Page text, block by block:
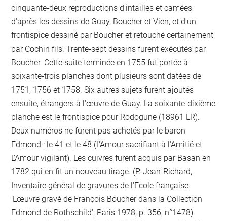
cinquante-deux reproductions d'intailles et camées
d'après les dessins de Guay, Boucher et Vien, et d'un
frontispice dessiné par Boucher et retouché certainement
par Cochin fils. Trente-sept dessins furent exécutés par
Boucher. Cette suite terminée en 1755 fut portée à
soixante-trois planches dont plusieurs sont datées de
1751, 1756 et 1758. Six autres sujets furent ajoutés
ensuite, étrangers à l'œuvre de Guay. La soixante-dixième
planche est le frontispice pour Rodogune (18961 LR).
Deux numéros ne furent pas achetés par le baron
Edmond : le 41 et le 48 (L'Amour sacrifiant à l'Amitié et
L'Amour vigilant). Les cuivres furent acquis par Basan en
1782 qui en fit un nouveau tirage. (P. Jean-Richard,
Inventaire général de gravures de l'Ecole française
'L'œuvre gravé de François Boucher dans la Collection
Edmond de Rothschild', Paris 1978, p. 356, n°1478).